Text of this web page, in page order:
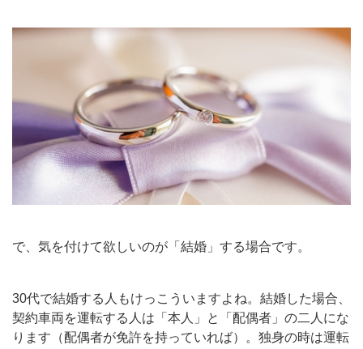
で、気を付けて欲しいのが「結婚」する場合です。
30代で結婚する人もけっこういますよね。結婚した場合、
契約車両を運転する人は「本人」と「配偶者」の二人にな
ります（配偶者が免許を持っていれば）。独身の時は運転